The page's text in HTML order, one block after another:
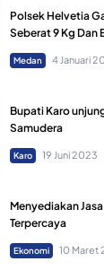
Polsek Helvetia
Seberat 9 Kg Dan
Medan 4 Januari
Bupati Karo
Samudera
Karo 19 Juni 2023
Menyediakan
Terpercaya
Ekonomi 10 Maret